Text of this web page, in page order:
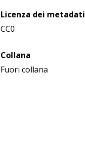
Licenza dei metadati
CC0
Collana
Fuori collana